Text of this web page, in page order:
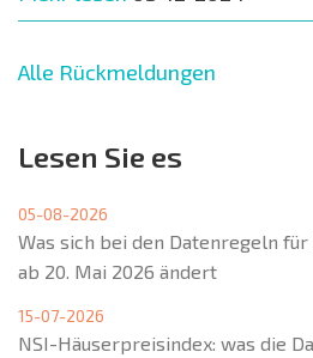
Alle Rückmeldungen
Lesen Sie es
05-08-2026
Was sich bei den Datenregeln
ab 20. Mai 2026 ändert
15-07-2026
NSI-Häuserpreisindex: was die